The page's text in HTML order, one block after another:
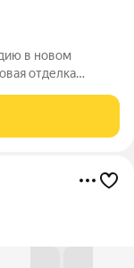
в новом
отделка
из окна на